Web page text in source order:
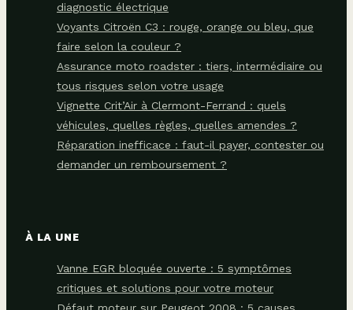
diagnostic électrique
Voyants Citroën C3 : rouge, orange ou bleu, que
faire selon la couleur ?
Assurance moto roadster : tiers, intermédiaire ou
tous risques selon votre usage
Vignette Crit’Air à Clermont-Ferrand : quels
véhicules, quelles règles, quelles amendes ?
Réparation inefficace : faut-il payer, contester ou
demander un remboursement ?
À LA UNE
Vanne EGR bloquée ouverte : 5 symptômes
critiques et solutions pour votre moteur